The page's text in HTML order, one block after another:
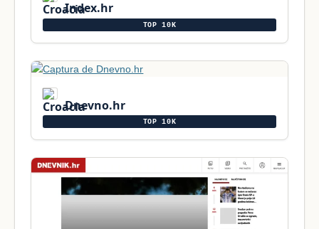
Index.hr
TOP 10K
Dnevno.hr
TOP 10K